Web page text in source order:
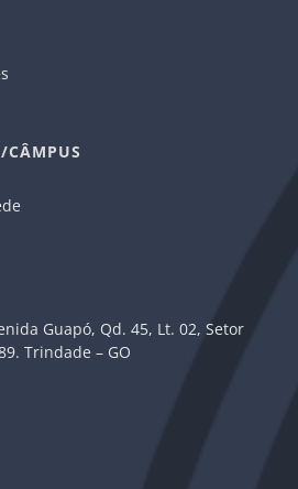
CÂMPUS
Guapó, Qd. 45, Lt. 02, Setor
Trindade – GO